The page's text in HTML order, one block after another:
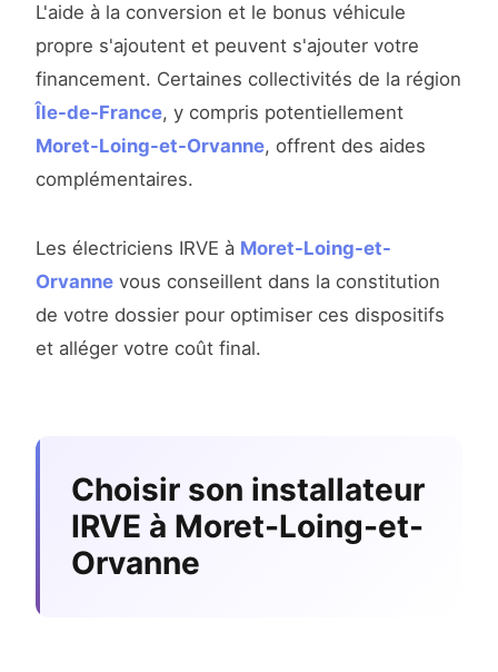
L'aide à la conversion et le bonus véhicule
propre s'ajoutent et peuvent s'ajouter votre
financement. Certaines collectivités de la région
Île-de-France, y compris potentiellement
Moret-Loing-et-Orvanne, offrent des aides
complémentaires.
Les électriciens IRVE à Moret-Loing-et-
Orvanne vous conseillent dans la constitution
de votre dossier pour optimiser ces dispositifs
et alléger votre coût final.
Choisir son installateur
IRVE à Moret-Loing-et-
Orvanne